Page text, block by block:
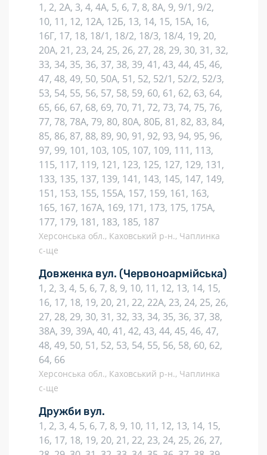
1, 2, 2А, 3, 4, 4А, 5, 6, 7, 8, 8А, 9, 9/1, 9/2,
10, 11, 12, 12А, 12Б, 13, 14, 15, 15А, 16,
16Г, 17, 18, 18/1, 18/2, 18/3, 18/4, 19, 20,
20А, 21, 23, 24, 25, 26, 27, 28, 29, 30, 31, 32,
33, 34, 35, 36, 37, 38, 39, 41, 43, 44, 45, 46,
47, 48, 49, 50, 50А, 51, 52, 52/1, 52/2, 52/3,
53, 54, 55, 56, 57, 58, 59, 60, 61, 62, 63, 64,
65, 66, 67, 68, 69, 70, 71, 72, 73, 74, 75, 76,
77, 78, 78А, 79, 80, 80А, 80Б, 81, 82, 83, 84,
85, 86, 87, 88, 89, 90, 91, 92, 93, 94, 95, 96,
97, 99, 101, 103, 105, 107, 109, 111, 113,
115, 117, 119, 121, 123, 125, 127, 129, 131,
133, 135, 137, 139, 141, 143, 145, 147, 149,
151, 153, 155, 155А, 157, 159, 161, 163,
165, 167, 167А, 169, 171, 173, 175, 175А,
177, 179, 181, 183, 185, 187
Херсонська обл., Каховський р-н., Чаплинка
с-ще
Довженка вул. (Червоноармійська)
1, 2, 3, 4, 5, 6, 7, 8, 9, 10, 11, 12, 13, 14, 15,
16, 17, 18, 19, 20, 21, 22, 22А, 23, 24, 25, 26,
27, 28, 29, 30, 31, 32, 33, 34, 35, 36, 37, 38,
38А, 39, 39А, 40, 41, 42, 43, 44, 45, 46, 47,
48, 49, 50, 51, 52, 53, 54, 55, 56, 58, 60, 62,
64, 66
Херсонська обл., Каховський р-н., Чаплинка
с-ще
Дружби вул.
1, 2, 3, 4, 5, 6, 7, 8, 9, 10, 11, 12, 13, 14, 15,
16, 17, 18, 19, 20, 21, 22, 23, 24, 25, 26, 27,